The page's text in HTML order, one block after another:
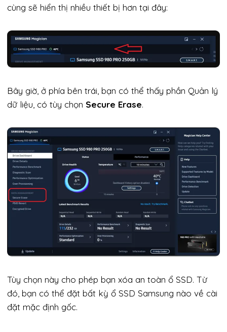
cùng sẽ hiển thị nhiều thiết bị hơn tại đây:
Bây giờ, ở phía bên trái, bạn có thể thấy phần Quản lý
dữ liệu, có tùy chọn Secure Erase.
Tùy chọn này cho phép bạn xóa an toàn ổ SSD. Từ
đó, bạn có thể đặt bất kỳ ổ SSD Samsung nào về cài
đặt mặc định gốc.